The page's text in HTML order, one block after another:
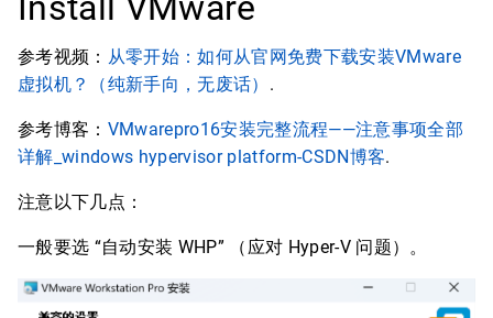
参考视频： 从零开始：如何从官网免费下载安装VMware
虚拟机？（纯新手向，无废话） .
参考博客： VMwarepro16安装完整流程——注意事项全部
详解_windows hypervisor platform-CSDN博客.
注意以下几点：
一般要选 “自动安装 WHP” （应对 Hyper-V 问题）。